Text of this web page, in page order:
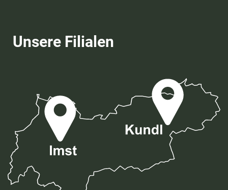
Unsere Filialen